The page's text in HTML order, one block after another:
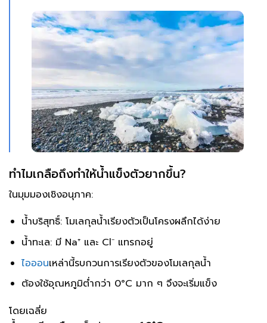
ทำไมเกลือถึงทำให้น้ำแข็งตัวยากขึ้น?
ในมุมมองเชิงอนุภาค:
น้ำบริสุทธิ์: โมเลกุลน้ำเรียงตัวเป็นโครงผลึกได้ง่าย
น้ำทะเล: มี Na⁺ และ Cl⁻ แทรกอยู่
ไอออนเหล่านี้รบกวนการเรียงตัวของโมเลกุลน้ำ
ต้องใช้อุณหภูมิต่ำกว่า 0°C มาก ๆ จึงจะเริ่มแข็ง
โดยเฉลี่ย